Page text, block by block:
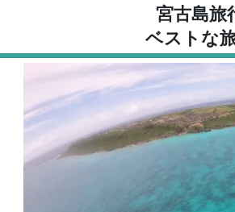
宮古島で楽しむおすすめアクティビ
3.1.SUP
カヤック（カヌー）
シュノーケリング
3.4.ダイビング
パンプキン鍾乳洞探検
宮古島の美味しい食べ物 絶対食べ
宮古島名物「宮古そば」を楽し
新鮮な海の幸！ おすすめの海
宮古島旅
ベストな